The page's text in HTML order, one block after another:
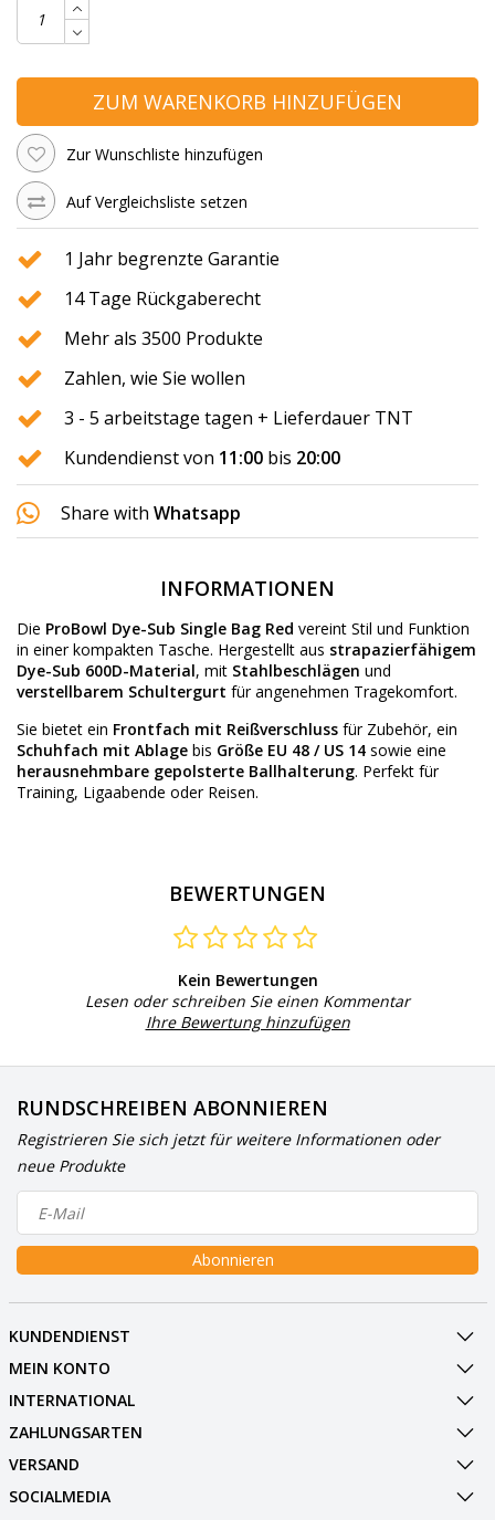
ZUM WARENKORB HINZUFÜGEN
Zur Wunschliste hinzufügen
Auf Vergleichsliste setzen
1 Jahr begrenzte Garantie
14 Tage Rückgaberecht
Mehr als 3500 Produkte
Zahlen, wie Sie wollen
3 - 5 arbeitstage tagen + Lieferdauer TNT
Kundendienst von 11:00 bis 20:00
Share with Whatsapp
INFORMATIONEN
Die ProBowl Dye-Sub Single Bag Red vereint Stil und Funktion
in einer kompakten Tasche. Hergestellt aus strapazierfähigem
Dye-Sub 600D-Material, mit Stahlbeschlägen und
verstellbarem Schultergurt für angenehmen Tragekomfort.
Sie bietet ein Frontfach mit Reißverschluss für Zubehör, ein
Schuhfach mit Ablage bis Größe EU 48 / US 14 sowie eine
herausnehmbare gepolsterte Ballhalterung. Perfekt für
Training, Ligaabende oder Reisen.
BEWERTUNGEN
Kein Bewertungen
Lesen oder schreiben Sie einen Kommentar
Ihre Bewertung hinzufügen
RUNDSCHREIBEN ABONNIEREN
Registrieren Sie sich jetzt für weitere Informationen oder
neue Produkte
Abonnieren
KUNDENDIENST
MEIN KONTO
INTERNATIONAL
ZAHLUNGSARTEN
VERSAND
SOCIALMEDIA